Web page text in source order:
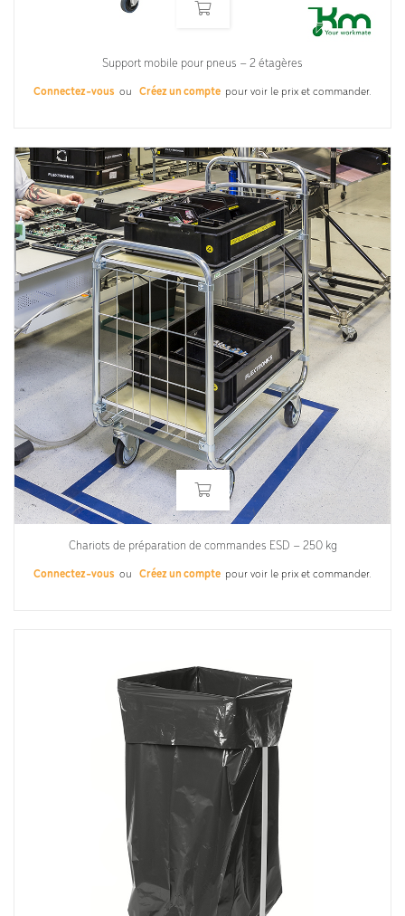
Support mobile pour pneus – 2 étagères
Connectez-vous ou Créez un compte pour voir le prix et commander.
Chariots de préparation de commandes ESD – 250 kg
Connectez-vous ou Créez un compte pour voir le prix et commander.